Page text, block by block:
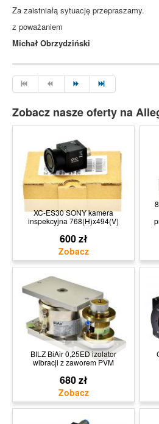
Za zaistniałą sytuację przepraszamy.
z poważaniem
Michał Obrzydziński
Zobacz nasze oferty na
XC-ES30 SONY kamera
inspekcyjna 768(H)x494(V)
600 zł
BILZ BiAir 0,25ED izolator
wibracji z zaworem PVM
680 zł